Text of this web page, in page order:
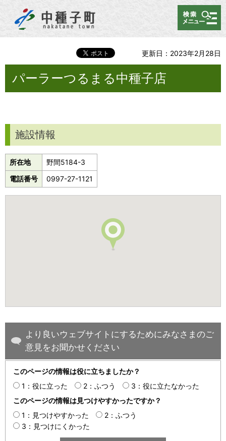
メニュー
更新日：2023年2月28日
パーラーつるまる中種子店
施設情報
所在地
野間5184-3
電話番号
0997-27-1121
より良いウェブサイトにするためにみなさまのご
意見をお聞かせください
このページの情報は役に立ちましたか？
1：役に立った
2：ふつう
3：役に立たなかった
このページの情報は見つけやすかったですか？
1：見つけやすかった
2：ふつう
3：見つけにくかった